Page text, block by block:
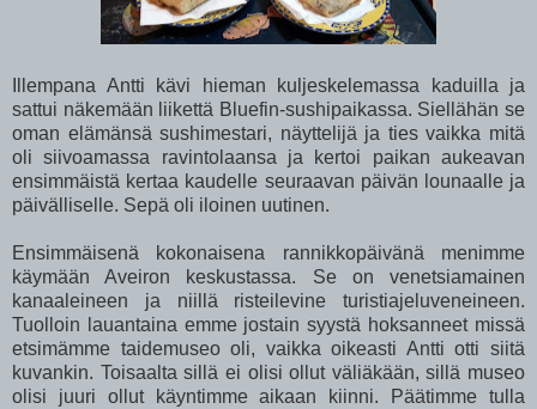
Illempana Antti kävi hieman kuljeskelemassa kaduilla ja
sattui näkemään liikettä Bluefin-sushipaikassa. Siellähän se
oman elämänsä sushimestari, näyttelijä ja ties vaikka mitä
oli siivoamassa ravintolaansa ja kertoi paikan aukeavan
ensimmäistä kertaa kaudelle seuraavan päivän lounaalle ja
päivälliselle. Sepä oli iloinen uutinen.
Ensimmäisenä kokonaisena rannikkopäivänä menimme
käymään Aveiron keskustassa. Se on venetsiamainen
kanaaleineen ja niillä risteilevine turistiajeluveneineen.
Tuolloin lauantaina emme jostain syystä hoksanneet missä
etsimämme taidemuseo oli, vaikka oikeasti Antti otti siitä
kuvankin. Toisaalta sillä ei olisi ollut väliäkään, sillä museo
olisi juuri ollut käyntimme aikaan kiinni. Päätimme tulla